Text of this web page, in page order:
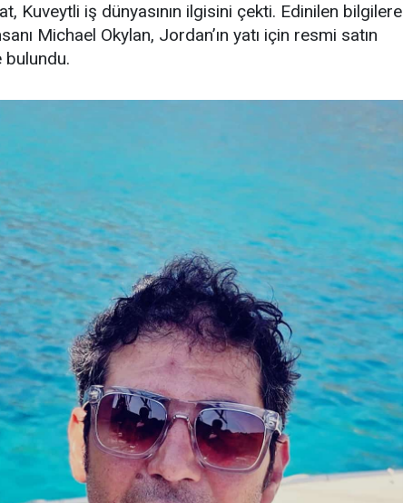
Kuveytli iş dünyasının ilgisini çekti. Edinilen bilgilere
Michael Okylan, Jordan’ın yatı için resmi satın
bulundu.